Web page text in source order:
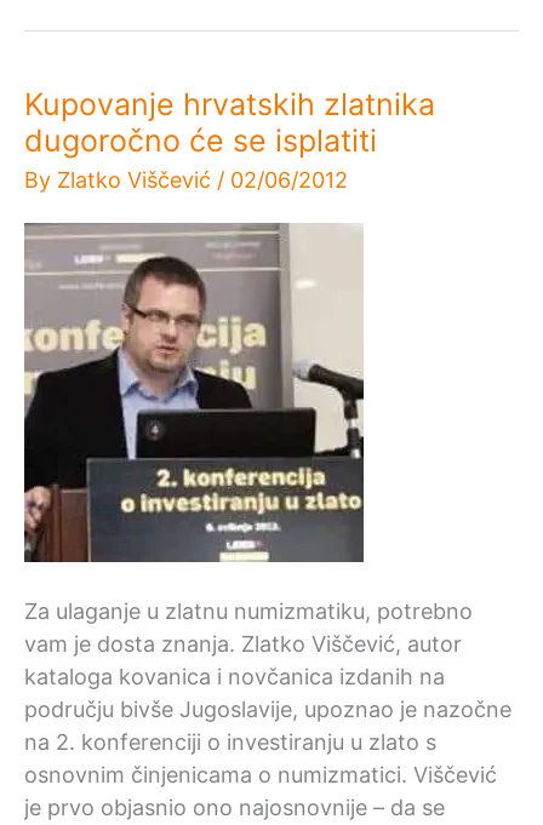
Kupovanje hrvatskih zlatnika
dugoročno će se isplatiti
By Zlatko Viščević / 02/06/2012
Za ulaganje u zlatnu numizmatiku, potrebno
vam je dosta znanja. Zlatko Viščević, autor
kataloga kovanica i novčanica izdanih na
području bivše Jugoslavije, upoznao je nazočne
na 2. konferenciji o investiranju u zlato s
osnovnim činjenicama o numizmatici. Viščević
je prvo objasnio ono najosnovnije – da se